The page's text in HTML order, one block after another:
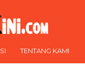
TENTANG KAMI